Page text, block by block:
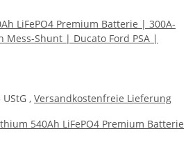
LiFePO4 Premium Batterie | 300A-
Mess-Shunt | Ducato Ford PSA |
, Versandkostenfreie Lieferung